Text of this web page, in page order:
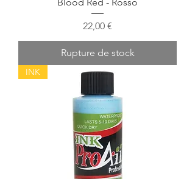
Prix
22,00 €
Rupture de stock
INK